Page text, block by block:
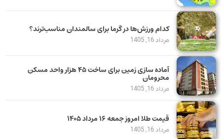
کدام ورزش‌ها در گرما برای سالمندان مناسب‌ترند؟
مرداد 16, 1405
آماده سازی زمین برای ساخت ۴۵ هزار واحد مسکن
محرومان
مرداد 16, 1405
قیمت طلا امروز جمعه ۱۶ مرداد ۱۴۰۵
مرداد 16, 1405